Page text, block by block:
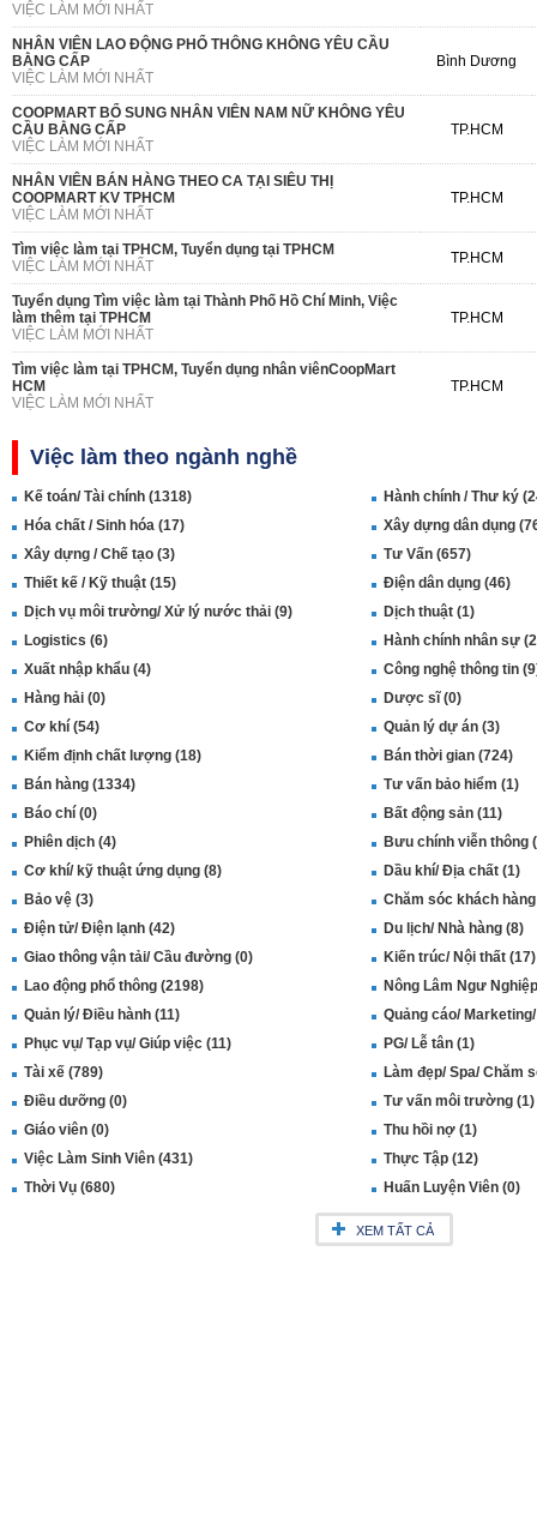
VIỆC LÀM MỚI NHẤT
NHÂN VIÊN LAO ĐỘNG PHỔ THÔNG KHÔNG YÊU CẦU
BẰNG CẤP
VIỆC LÀM MỚI NHẤT
Bình Dương
COOPMART BỔ SUNG NHÂN VIÊN NAM NỮ KHÔNG YÊU
CẦU BẰNG CẤP
VIỆC LÀM MỚI NHẤT
TP.HCM
NHÂN VIÊN BÁN HÀNG THEO CA TẠI SIÊU THỊ
COOPMART KV TPHCM
VIỆC LÀM MỚI NHẤT
TP.HCM
Tìm việc làm tại TPHCM, Tuyển dụng tại TPHCM
VIỆC LÀM MỚI NHẤT
TP.HCM
Tuyển dụng Tìm việc làm tại Thành Phố Hồ Chí Minh, Việc
làm thêm tại TPHCM
VIỆC LÀM MỚI NHẤT
TP.HCM
Tìm việc làm tại TPHCM, Tuyển dụng nhân viênCoopMart
HCM
VIỆC LÀM MỚI NHẤT
TP.HCM
Việc làm theo ngành nghề
Kế toán/ Tài chính (1318)
Hành chính / Thư ký
Hóa chất / Sinh hóa (17)
Xây dựng dân dụng
Xây dựng / Chế tạo (3)
Tư Vấn (657)
Thiết kế / Kỹ thuật (15)
Điện dân dụng (46)
Dịch vụ môi trường/ Xử lý nước thải (9)
Dịch thuật (1)
Logistics (6)
Hành chính nhân sự
Xuất nhập khẩu (4)
Công nghệ thông tin
Hàng hải (0)
Dược sĩ (0)
Cơ khí (54)
Quản lý dự án (3)
Kiểm định chất lượng (18)
Bán thời gian (724)
Bán hàng (1334)
Tư vấn bảo hiểm (1)
Báo chí (0)
Bất động sản (11)
Phiên dịch (4)
Bưu chính viễn thông
Cơ khí/ kỹ thuật ứng dụng (8)
Dầu khí/ Địa chất (1)
Bảo vệ (3)
Chăm sóc khách hàng
Điện tử/ Điện lạnh (42)
Du lịch/ Nhà hàng (8)
Giao thông vận tải/ Cầu đường (0)
Kiến trúc/ Nội thất (17)
Lao động phổ thông (2198)
Nông Lâm Ngư
Quản lý/ Điều hành (11)
Quảng cáo/
Phục vụ/ Tạp vụ/ Giúp việc (11)
PG/ Lễ tân (1)
Tài xế (789)
Làm đẹp/ Spa/ Chăm
Điều dưỡng (0)
Tư vấn môi trường (1)
Giáo viên (0)
Thu hồi nợ (1)
Việc Làm Sinh Viên (431)
Thực Tập (12)
Thời Vụ (680)
Huấn Luyện Viên (0)
XEM TẤT CẢ